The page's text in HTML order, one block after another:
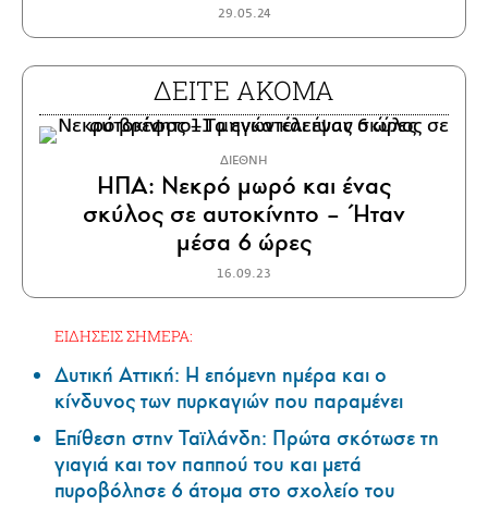
29.05.24
ΔΕΙΤΕ ΑΚΟΜΑ
ΔΙΕΘΝΗ
ΗΠΑ: Νεκρό μωρό και ένας
σκύλος σε αυτοκίνητο – Ήταν
μέσα 6 ώρες
16.09.23
ΕΙΔΗΣΕΙΣ ΣΗΜΕΡΑ:
Δυτική Αττική: Η επόμενη ημέρα και ο
κίνδυνος των πυρκαγιών που παραμένει
Επίθεση στην Ταϊλάνδη: Πρώτα σκότωσε τη
γιαγιά και τον παππού του και μετά
πυροβόλησε 6 άτομα στο σχολείο του